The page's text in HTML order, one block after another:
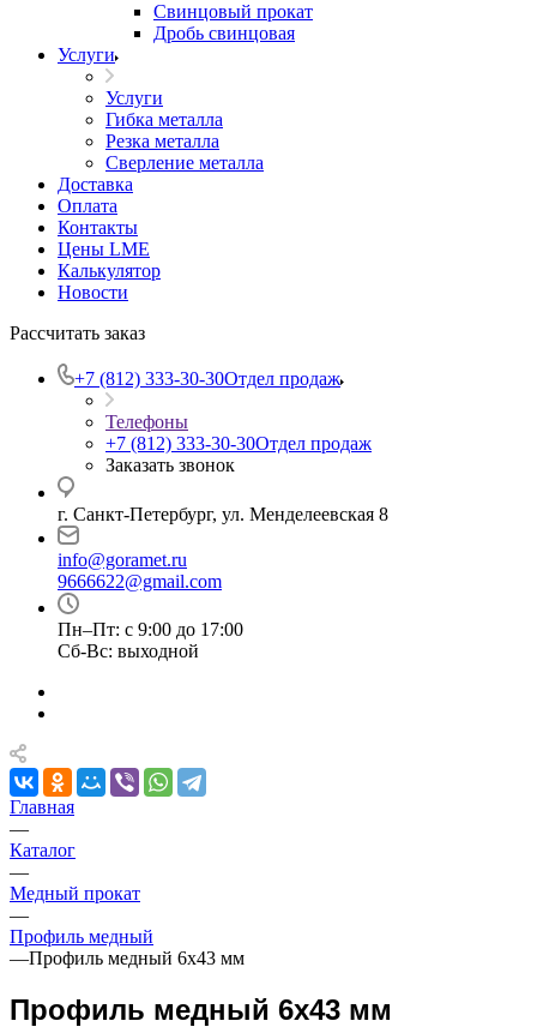
Свинцовый прокат
Дробь свинцовая
Услуги
Услуги
Гибка металла
Резка металла
Сверление металла
Доставка
Оплата
Контакты
Цены LME
Калькулятор
Новости
Рассчитать заказ
+7 (812) 333-30-30Отдел продаж
Телефоны
+7 (812) 333-30-30Отдел продаж
Заказать звонок
г. Санкт-Петербург, ул. Менделеевская 8
info@goramet.ru
9666622@gmail.com
Пн–Пт: с 9:00 до 17:00
Сб-Вс: выходной
Главная
—
Каталог
—
Медный прокат
—
Профиль медный
—Профиль медный 6х43 мм
Профиль медный 6х43 мм